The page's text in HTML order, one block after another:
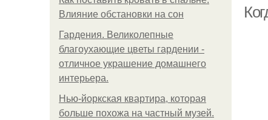
Влияние обстановки на сон
Гардения. Великолепные
благоухающие цветы гардении -
отличное украшение домашнего
интерьера.
Нью-йоркская квартира, которая
больше похожа на частный музей.